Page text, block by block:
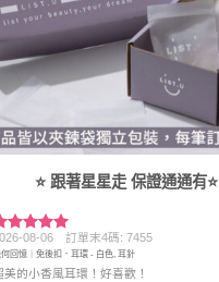
⭐ 跟著星星走 保證通通有⭐
分5 滿
5
08-06 訂單末4碼: 7455
回憶｜免後扣．耳環 - 白色, 耳針
美的小香風耳環！好喜歡！